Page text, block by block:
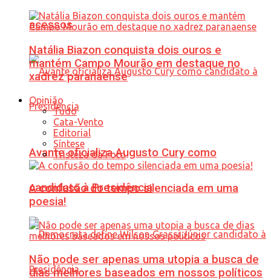
acessos
Avante oficializa Augusto Cury como
candidato à Presidência
Natália Biazon conquista dois ouros e
mantém Campo Mourão em destaque no
xadrez paranaense
Opinião
Tudo
Cata-Vento
Editorial
Síntese
Tristeza da Foto
A confusão do tempo silenciada em uma
poesia!
Não pode ser apenas uma utopia a busca de
dias melhores baseados em nossos políticos